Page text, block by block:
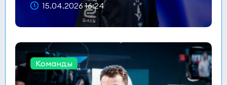
15.04.2026 16:24
Команды